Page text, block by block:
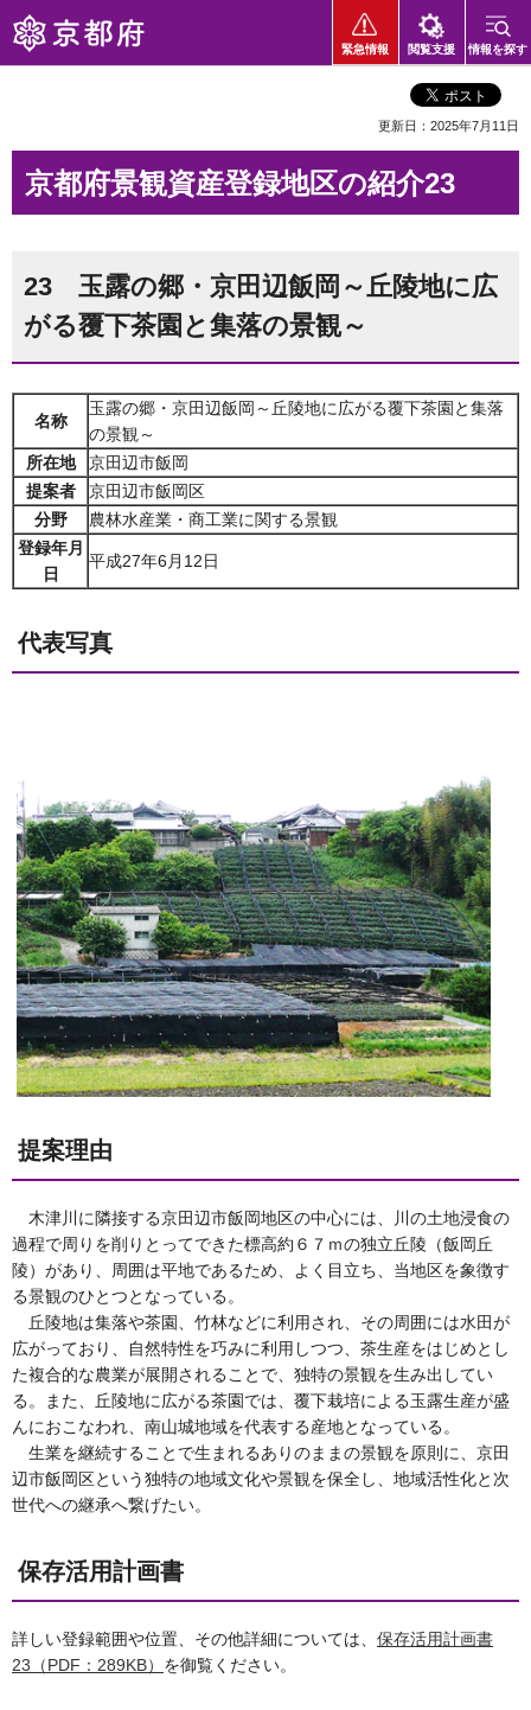
京都府
緊急情報 閲覧支援 情報を探す
更新日：2025年7月11日
京都府景観資産登録地区の紹介23
23 玉露の郷・京田辺飯岡～丘陵地に広
がる覆下茶園と集落の景観～
名称
玉露の郷・京田辺飯岡～丘陵地に広がる覆下茶園と集落
の景観～
所在地
京田辺市飯岡
提案者
京田辺市飯岡区
分野
農林水産業・商工業に関する景観
登録年月
日
平成27年6月12日
代表写真
提案理由
木津川に隣接する京田辺市飯岡地区の中心には、川の土地浸食の
過程で周りを削りとってできた標高約６７ｍの独立丘陵（飯岡丘
陵）があり、周囲は平地であるため、よく目立ち、当地区を象徴す
る景観のひとつとなっている。
丘陵地は集落や茶園、竹林などに利用され、その周囲には水田が
広がっており、自然特性を巧みに利用しつつ、茶生産をはじめとし
た複合的な農業が展開されることで、独特の景観を生み出してい
る。また、丘陵地に広がる茶園では、覆下栽培による玉露生産が盛
んにおこなわれ、南山城地域を代表する産地となっている。
生業を継続することで生まれるありのままの景観を原則に、京田
辺市飯岡区という独特の地域文化や景観を保全し、地域活性化と次
世代への継承へ繋げたい。
保存活用計画書
詳しい登録範囲や位置、その他詳細については、 保存活用計画書
23（PDF：289KB） を御覧ください。